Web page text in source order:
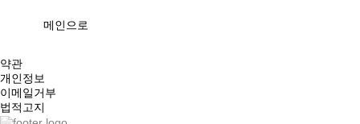
메인으로
약관
개인정보
이메일거부
법적고지